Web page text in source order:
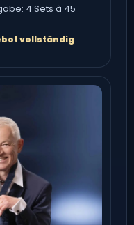
4 Sets à 45
vollständig